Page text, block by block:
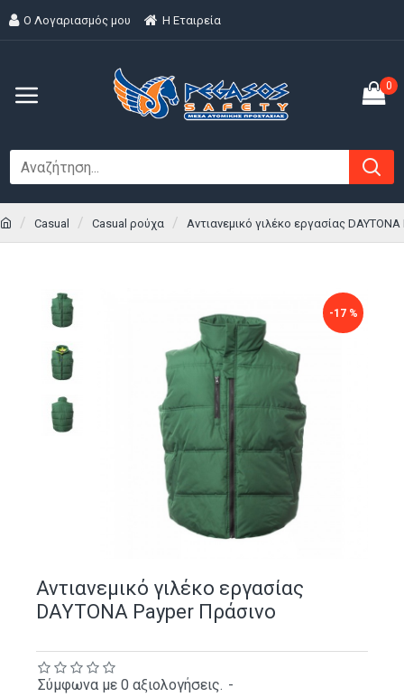
Ο Λογαριασμός μου H Εταιρεία
0
Casual Casual ρούχα Αντιανεμικό γιλέκο εργασίας
-17 %
Αντιανεμικό γιλέκο εργασίας
DAYTONA Payper Πράσινο
Σύμφωνα με 0 αξιολογήσεις. -